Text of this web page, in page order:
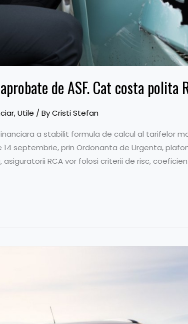
de ASF. Cat costa polita
,Utile / ByCristi Stefan
a stabilit formula de calcul al tarifelor
septembrie, prin Ordonanta de Urgenta,
asiguratorii RCA vor folosi criterii de risc,